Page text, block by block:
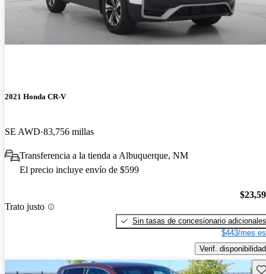
2021 Honda CR-V
SE AWD 83,756 millas
Transferencia a la tienda a Albuquerque, NM
El precio incluye envío de $599
Trato justo
Sin tasas de concesionario adicionales
$443/mes
Verif. disponibilidad